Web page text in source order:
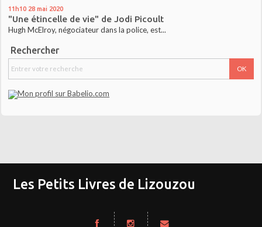
11h10 28 mai 2020
"Une étincelle de vie" de Jodi Picoult
Hugh McElroy, négociateur dans la police, est...
Rechercher
Les Petits Livres de Lizouzou